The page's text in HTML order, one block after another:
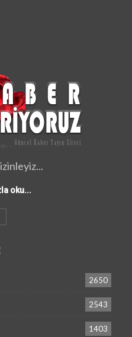
oku...
2650
2543
1403